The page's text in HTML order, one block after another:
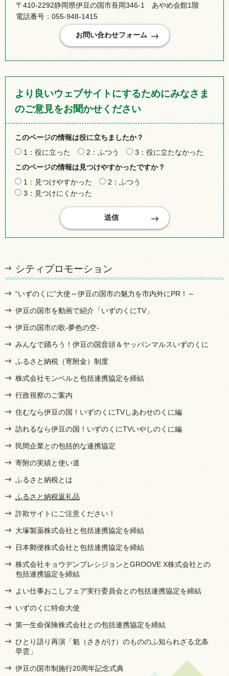
〒410-2292静岡県伊豆の国市長岡346-1 あやめ会館1階
電話番号：055-948-1415
より良いウェブサイトにするためにみなさま
のご意見をお聞かせください
このページの情報は役に立ちましたか？
1：役に立った
2：ふつう
3：役に立たなかった
このページの情報は見つけやすかったですか？
1：見つけやすかった
2：ふつう
3：見つけにくかった
シティプロモーション
“いずのくに”大使～伊豆の国市の魅力を市内外にPR！～
伊豆の国市を動画で紹介「いずのくにTV」
伊豆の国市の歌-夢色の空-
みんなで踊ろう！伊豆の国音頭＆ヤッパンマルスいずのくに
ふるさと納税（寄附金）制度
株式会社モンベルと包括連携協定を締結
行政視察のご案内
住むなら伊豆の国！いずのくにTVしあわせのくに編
訪れるなら伊豆の国！いずのくにTVいやしのくに編
民間企業との包括的な連携協定
寄附の実績と使い道
ふるさと納税とは
ふるさと納税返礼品
詐欺サイトにご注意ください！
大塚製薬株式会社と包括連携協定を締結
日本郵便株式会社と包括連携協定を締結
株式会社キョウデンプレシジョンとGROOVE X株式会社との
包括連携協定を締結
よい仕事おこしフェア実行委員会との包括連携協定を締結
いずのくに特命大使
第一生命保険株式会社との包括連携協定を締結
ひとり語り再演「魁（さきがけ）のもののふ知られざる北条
早雲」
伊豆の国市制施行20周年記念式典